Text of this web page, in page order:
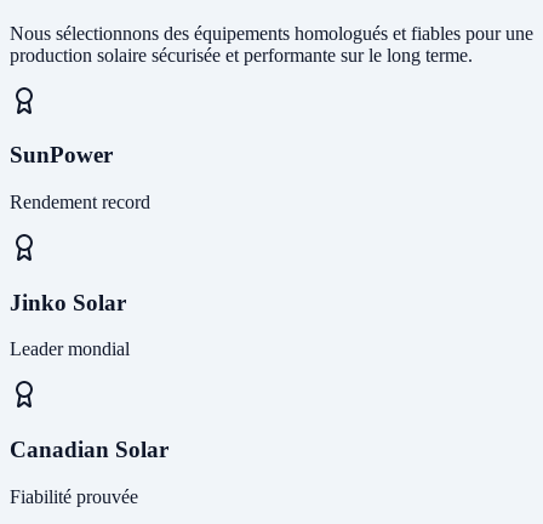
Nous sélectionnons des équipements homologués et fiables pour une
production solaire sécurisée et performante sur le long terme.
SunPower
Rendement record
Jinko Solar
Leader mondial
Canadian Solar
Fiabilité prouvée